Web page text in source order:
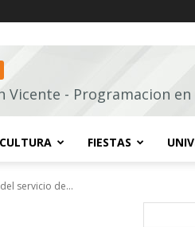
Vicente - Programacion
CULTURA FIESTAS
servicio de...